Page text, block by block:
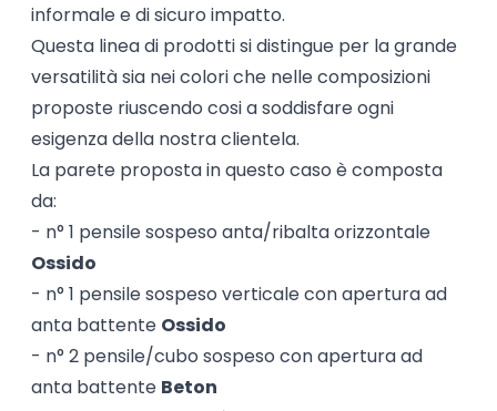
informale e di sicuro impatto.
Questa linea di prodotti si distingue per la grande
versatilità sia nei colori che nelle composizioni
proposte riuscendo cosi a soddisfare ogni
esigenza della nostra clientela.
La parete proposta in questo caso è composta
da:
- n° 1 pensile sospeso anta/ribalta orizzontale
Ossido
- n° 1 pensile sospeso verticale con apertura ad
anta battente Ossido
- n° 2 pensile/cubo sospeso con apertura ad
anta battente Beton